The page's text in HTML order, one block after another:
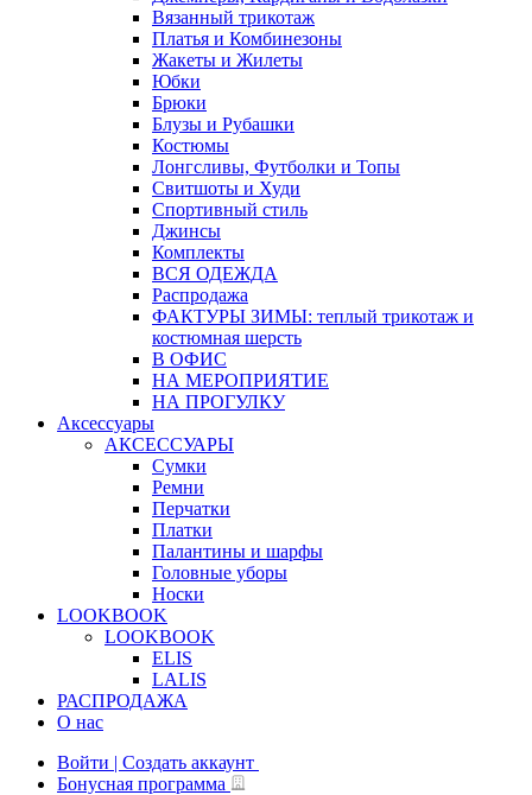
Вязанный трикотаж
Платья и Комбинезоны
Жакеты и Жилеты
Юбки
Брюки
Блузы и Рубашки
Костюмы
Лонгсливы, Футболки и Топы
Свитшоты и Худи
Спортивный стиль
Джинсы
Комплекты
ВСЯ ОДЕЖДА
Распродажа
ФАКТУРЫ ЗИМЫ: теплый трикотаж и
костюмная шерсть
В ОФИС
НА МЕРОПРИЯТИЕ
НА ПРОГУЛКУ
Аксессуары
АКСЕССУАРЫ
Сумки
Ремни
Перчатки
Платки
Палантины и шарфы
Головные уборы
Носки
LOOKBOOK
LOOKBOOK
ELIS
LALIS
РАСПРОДАЖА
О нас
Войти | Создать аккаунт
Бонусная программа